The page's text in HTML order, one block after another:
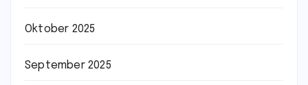
Oktober 2025
September 2025